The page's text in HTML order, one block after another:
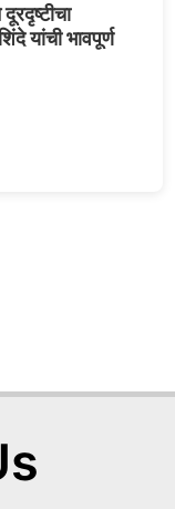
यांची भावपूर्ण